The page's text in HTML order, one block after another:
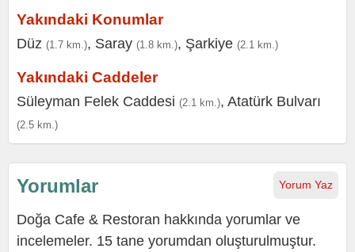
Yakındaki Konumlar
Düz (1.7 km.), Saray (1.8 km.), Şarkiye (2.1 km.)
Yakındaki Caddeler
Süleyman Felek Caddesi (2.1 km.), Atatürk Bulvarı
(2.5 km.)
Yorum Yaz
Yorumlar
Doğa Cafe & Restoran hakkında yorumlar ve
incelemeler. 15 tane yorumdan oluşturulmuştur.